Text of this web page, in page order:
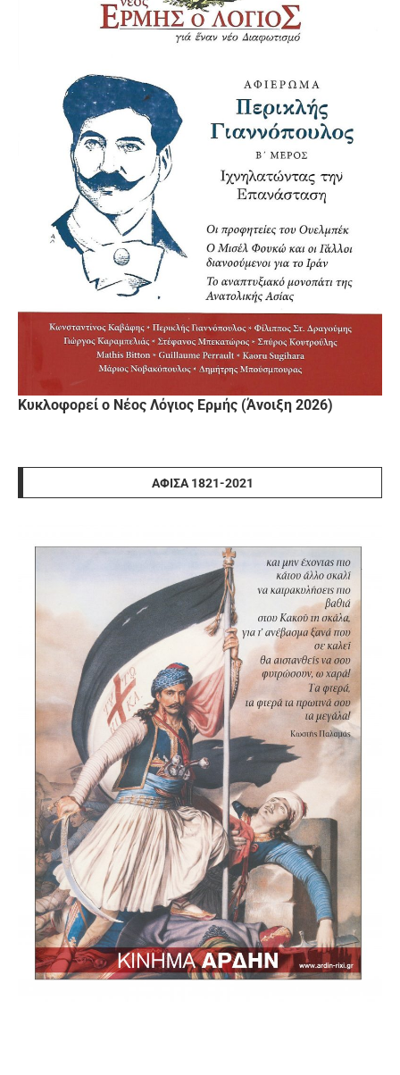
Κυκλοφορεί ο Νέος Λόγιος Ερμής (Άνοιξη 2026)
ΑΦΊΣΑ 1821-2021